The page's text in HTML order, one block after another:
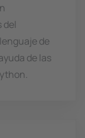
del
de
de las